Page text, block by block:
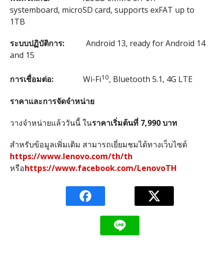
systemboard, microSD card, supports exFAT up to
1TB
ระบบปฏิบัติการ:
Android 13, ready for Android 14
and 15
การเชื่อมต่อ: Wi-Fi10, Bluetooth 5.1, 4G LTE
ราคาและการจัดจำหน่าย
วางจำหน่ายแล้ววันนี้ ในราคาเริ่มต้นที่ 7,990 บาท
สำหรับข้อมูลเพิ่มเติม สามารถเยี่ยมชมได้ทางเว็บไซต์
https://www.lenovo.com/th/th
หรือhttps://www.facebook.com/LenovoTH